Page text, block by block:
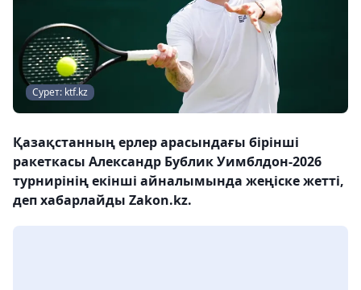
Сурет: ktf.kz
Қазақстанның ерлер арасындағы бірінші
ракеткасы Александр Бублик Уимблдон-2026
турнирінің екінші айналымында жеңіске жетті,
деп хабарлайды Zakon.kz.